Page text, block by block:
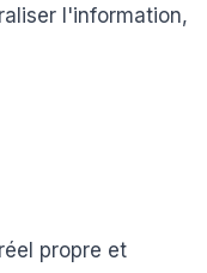
l'information,
propre et